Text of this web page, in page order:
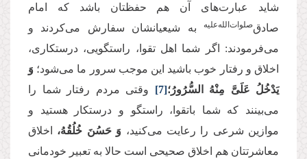
شاید عبارت‌های آن هم حفظتان باشد که امام
صادق‌صلوات‌‌الله‌‌عليه
به شیعیانشان سفارش می‌کردند و
می‌فرمودند: اگر شما اهل تقوا، راستگویی، درستکاری،
اخلاق و رفتار خوب باشید این موجب سرور ما می‌شود؛ وَ
یَدْخُلُ عَلَیَّ مِنْهُ السُّرُورُ؛[7] وقتی مردم رفتار شما را
می‌بینند که شما باتقوا، راستگو و درستکار هستید و
موازین شرعی را رعایت می‌کنید، وَ حَسُنَ خُلُقُهُ،
اخلاق
معاشرتتان هم اخلاق صحیحی است حالا به تعبیر خودمانی